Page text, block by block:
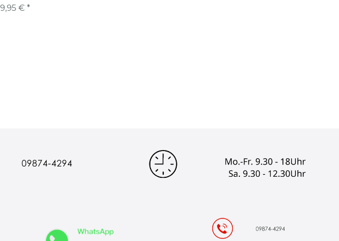
9,95 € *